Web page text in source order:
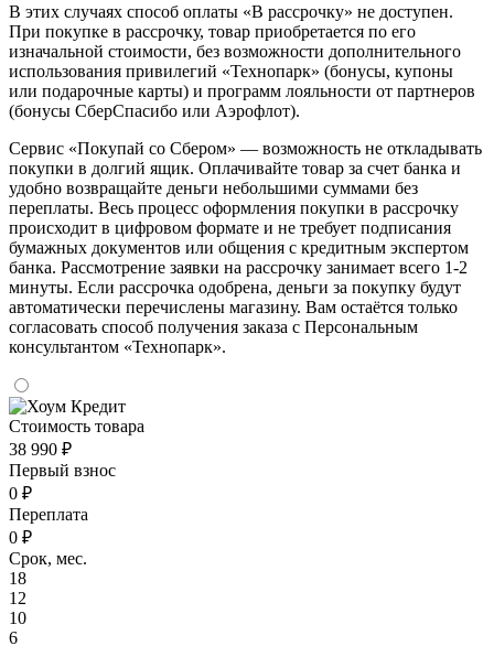
В этих случаях способ оплаты «В рассрочку» не доступен.
При покупке в рассрочку, товар приобретается по его
изначальной стоимости, без возможности дополнительного
использования привилегий «Технопарк» (бонусы, купоны
или подарочные карты) и программ лояльности от партнеров
(бонусы СберСпасибо или Аэрофлот).
Сервис «Покупай со Сбером» — возможность не откладывать
покупки в долгий ящик. Оплачивайте товар за счет банка и
удобно возвращайте деньги небольшими суммами без
переплаты. Весь процесс оформления покупки в рассрочку
происходит в цифровом формате и не требует подписания
бумажных документов или общения с кредитным экспертом
банка. Рассмотрение заявки на рассрочку занимает всего 1-2
минуты. Если рассрочка одобрена, деньги за покупку будут
автоматически перечислены магазину. Вам остаётся только
согласовать способ получения заказа с Персональным
консультантом «Технопарк».
Стоимость товара
38 990 ₽
Первый взнос
0 ₽
Переплата
0 ₽
Срок, мес.
18
12
10
6